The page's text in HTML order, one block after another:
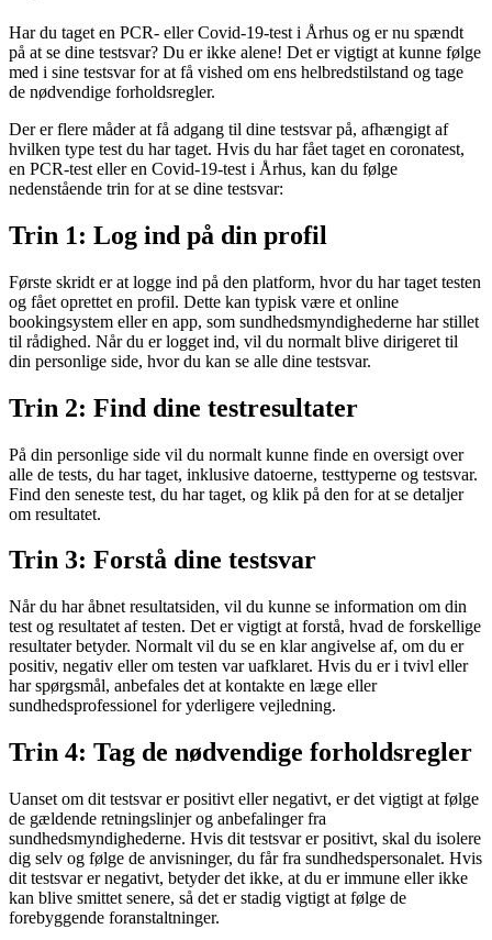
Har du taget en PCR- eller Covid-19-test i Århus og er nu spændt
på at se dine testsvar? Du er ikke alene! Det er vigtigt at kunne følge
med i sine testsvar for at få vished om ens helbredstilstand og tage
de nødvendige forholdsregler.
Der er flere måder at få adgang til dine testsvar på, afhængigt af
hvilken type test du har taget. Hvis du har fået taget en coronatest,
en PCR-test eller en Covid-19-test i Århus, kan du følge
nedenstående trin for at se dine testsvar:
Trin 1: Log ind på din profil
Første skridt er at logge ind på den platform, hvor du har taget testen
og fået oprettet en profil. Dette kan typisk være et online
bookingsystem eller en app, som sundhedsmyndighederne har stillet
til rådighed. Når du er logget ind, vil du normalt blive dirigeret til
din personlige side, hvor du kan se alle dine testsvar.
Trin 2: Find dine testresultater
På din personlige side vil du normalt kunne finde en oversigt over
alle de tests, du har taget, inklusive datoerne, testtyperne og testsvar.
Find den seneste test, du har taget, og klik på den for at se detaljer
om resultatet.
Trin 3: Forstå dine testsvar
Når du har åbnet resultatsiden, vil du kunne se information om din
test og resultatet af testen. Det er vigtigt at forstå, hvad de forskellige
resultater betyder. Normalt vil du se en klar angivelse af, om du er
positiv, negativ eller om testen var uafklaret. Hvis du er i tvivl eller
har spørgsmål, anbefales det at kontakte en læge eller
sundhedsprofessionel for yderligere vejledning.
Trin 4: Tag de nødvendige forholdsregler
Uanset om dit testsvar er positivt eller negativt, er det vigtigt at følge
de gældende retningslinjer og anbefalinger fra
sundhedsmyndighederne. Hvis dit testsvar er positivt, skal du isolere
dig selv og følge de anvisninger, du får fra sundhedspersonalet. Hvis
dit testsvar er negativt, betyder det ikke, at du er immune eller ikke
kan blive smittet senere, så det er stadig vigtigt at følge de
forebyggende foranstaltninger.